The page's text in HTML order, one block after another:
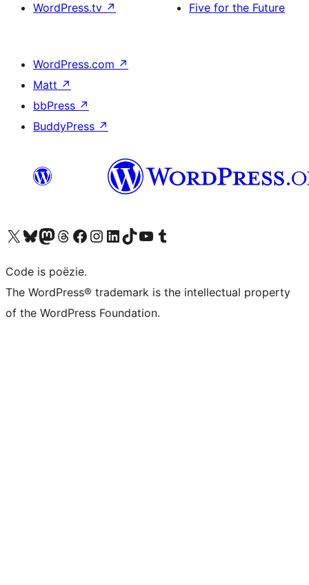
WordPress.tv ↗
Five for the Future
WordPress.com ↗
Matt ↗
bbPress ↗
BuddyPress ↗
Bezoek ons X (voorheen Twitter) account
Bezoek ons Bluesky account
Bezoek ons Mastodon account
Bezoek ons Threads account
Onze Facebook pagina bezoeken
Bezoek ons Instagram account
Bezoek ons LinkedIn account
Bezoek ons TikTok account
Bezoek ons YouTube kanaalBezoek ons Tumblr account
Code is poëzie.
The WordPress® trademark is the intellectual property
of the WordPress Foundation.